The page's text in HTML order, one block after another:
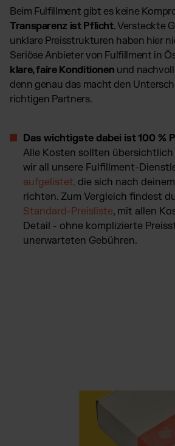
Beim Fulfillment gibt es keine
Transparenz ist Pflicht. Versteckte
unklare Preisstrukturen haben hier
Seriöse Anbieter von Fulfillment in
klare, faire Konditionen und
denn genau das macht den
richtigen Partners.
Das wichtigste dabei ist 100 %
Alle Kosten sollten übersichtlich
wir all unsere Fulfillment-
aufgelistet, die sich nach
richten. Zum Vergleich findest du
Standard-Preisliste, mit allen
Detail - ohne komplizierte
unerwarteten Gebühren.